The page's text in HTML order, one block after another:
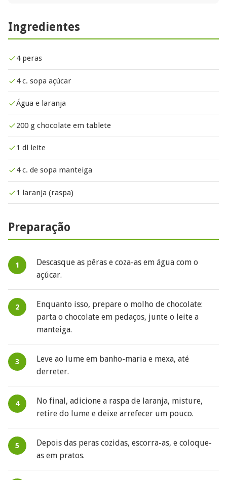
Ingredientes
4 peras
4 c. sopa açúcar
Água e laranja
200 g chocolate em tablete
1 dl leite
4 c. de sopa manteiga
1 laranja (raspa)
Preparação
Descasque as pêras e coza-as em água com o
açúcar.
Enquanto isso, prepare o molho de chocolate:
parta o chocolate em pedaços, junte o leite a
manteiga.
Leve ao lume em banho-maria e mexa, até
derreter.
No final, adicione a raspa de laranja, misture,
retire do lume e deixe arrefecer um pouco.
Depois das peras cozidas, escorra-as, e coloque-
as em pratos.